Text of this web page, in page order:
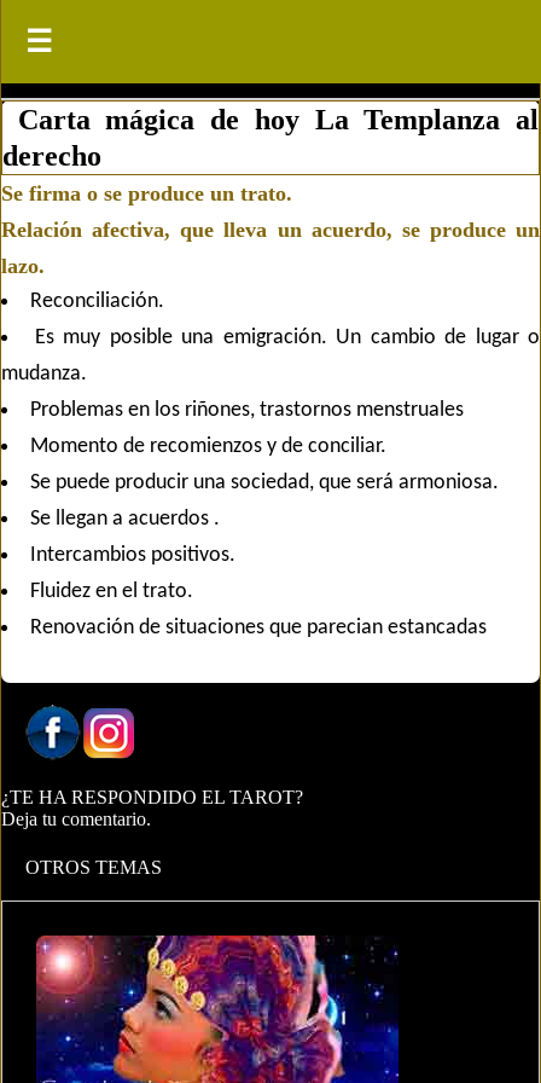
☰
Carta mágica de hoyLa Templanza al
derecho
Se firma o se produce un trato.
Relación afectiva, que lleva un acuerdo, se produce un
lazo.
Reconciliación.
Es muy posible una emigración. Un cambio de lugar o
mudanza.
Problemas en los riñones, trastornos menstruales
Momento de recomienzos y de conciliar.
Se puede producir una sociedad, que será armoniosa.
Se llegan a acuerdos .
Intercambios positivos.
Fluidez en el trato.
Renovación de situaciones que parecian estancadas
¿TE HA RESPONDIDO EL TAROT?
Deja tu comentario.
OTROS TEMAS
☰